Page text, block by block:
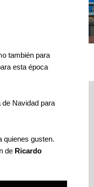
también para
esta época
de Navidad para
quienes gusten.
de Ricardo